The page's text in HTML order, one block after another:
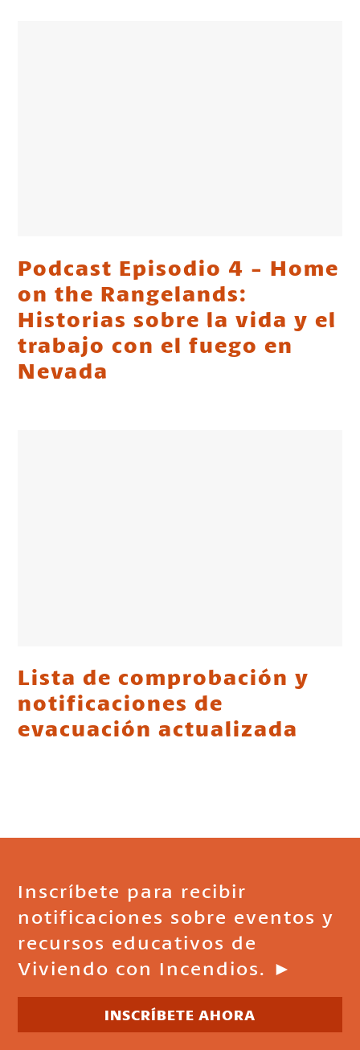
Podcast Episodio 4 - Home
on the Rangelands:
Historias sobre la vida y el
trabajo con el fuego en
Nevada
Lista de comprobación y
notificaciones de
evacuación actualizada
Inscríbete para recibir
notificaciones sobre eventos y
recursos educativos de
Viviendo con Incendios. ►
INSCRÍBETE AHORA